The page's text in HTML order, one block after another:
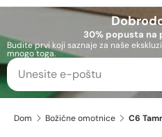
Pretraživanje
Pretraživanje
30% popusta na
Budite prvi koji saznaje za naše
mnogo toga.
Dom Božićne omotnice C6